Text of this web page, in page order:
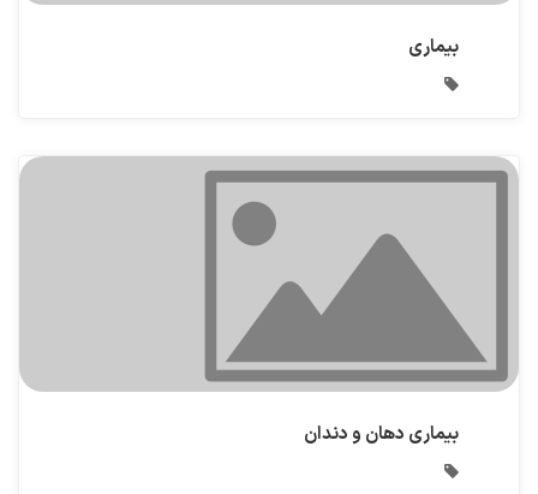
بیماری
بیماری دهان و دندان